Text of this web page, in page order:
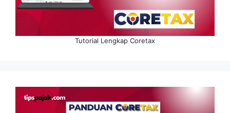
Tutorial Lengkap Coretax